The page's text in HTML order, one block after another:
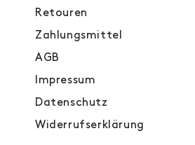
Retouren
Zahlungsmittel
AGB
Impressum
Datenschutz
Widerrufserklärung